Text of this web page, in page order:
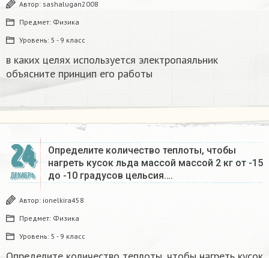
Автор: sashalugan2008
Предмет: Физика
Уровень: 5 - 9 класс
в каких целях используется электропаяльник
объясните принцип его работы​
24
ДЕКАБРЬ
Определите количество теплоты, чтобы
нагреть кусок льда массой массой 2 кг от -15
до -10 градусов цельсия….
Автор: ionelkira458
Предмет: Физика
Уровень: 5 - 9 класс